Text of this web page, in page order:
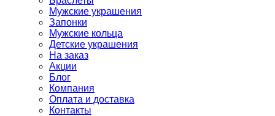
Мужские украшения
Запонки
Мужские кольца
Детские украшения
На заказ
Акции
Блог
Компания
Оплата и доставка
Контакты